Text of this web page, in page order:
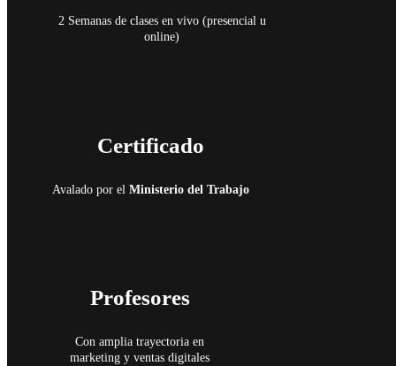
2 Semanas de clases en vivo (presencial u
online)
Certificado
Avalado por el Ministerio del Trabajo
Profesores
Con amplia trayectoria en
marketing y ventas digitales